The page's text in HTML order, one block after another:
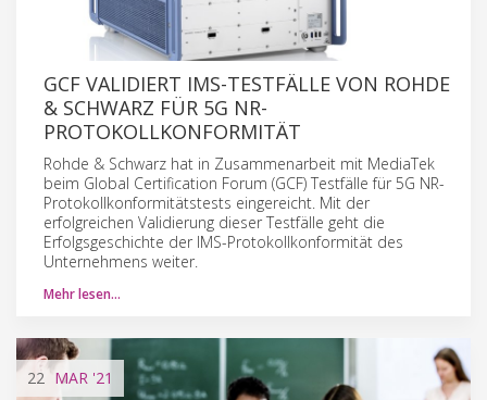
GCF VALIDIERT IMS-TESTFÄLLE VON ROHDE
& SCHWARZ FÜR 5G NR-
PROTOKOLLKONFORMITÄT
Rohde & Schwarz hat in Zusammenarbeit mit MediaTek
beim Global Certification Forum (GCF) Testfälle für 5G NR-
Protokollkonformitätstests eingereicht. Mit der
erfolgreichen Validierung dieser Testfälle geht die
Erfolgsgeschichte der IMS-Protokollkonformität des
Unternehmens weiter.
Mehr lesen…
22 MAR '21